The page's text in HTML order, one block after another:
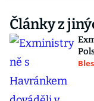
Články z